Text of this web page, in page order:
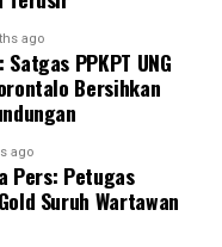
Acara Pemeriksaan
surat pernyataan
perbuatan tersebut.
klinis identitas para
diteruskan secara
Daerah
dan
ago
Satgas PPKPT UNG
Bersihkan
ago
Pers: Petugas
Suruh Wartawan